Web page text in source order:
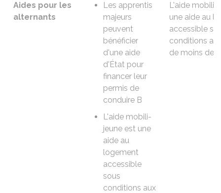
Aides pour les
alternants
Les apprentis
majeurs
peuvent
bénéficier
d'une aide
d'État pour
financer leur
permis de
conduire B
L'aide mobili-
jeune est une
aide au
logement
accessible
sous
conditions aux
L'aide mobili-
une aide au
accessible
conditions
de moins de